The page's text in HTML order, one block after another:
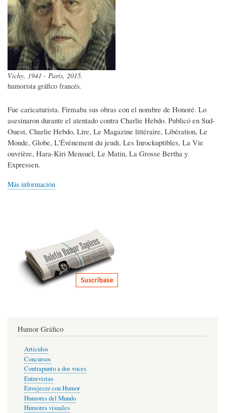
Vichy, 1941 - París, 2015.
humorista gráfico francés.
Fue caricaturista. Firmaba sus obras con el nombre de Honoré. Lo
asesinaron durante el atentado contra Charlie Hebdo. Publicó en Sud-
Ouest, Charlie Hebdo, Lire, Le Magazine littéraire, Libération, Le
Monde, Globe, L'Événement du jeudi, Les Inrockuptibles, La Vie
ouvrière, Hara-Kiri Mensuel, Le Matin, La Grosse Bertha y
Expressen.
Más información
Humor Gráfico
Artículos
Concursos
Contrapunto a dos voces
Entrevistas
Envejecer con Humor
Humores del Mundo
Humores visuales